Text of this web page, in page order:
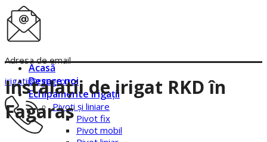
Adresa de email
irigatii@rgagro.ro
Acasă
Despre noi
Echipamente irigaţii
Pivoţi şi liniare
Pivot fix
Pivot mobil
Instalaţii de irigat RKD în
Fagaras